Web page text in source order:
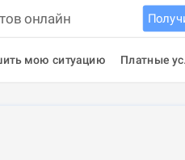
онлайн
мою ситуацию Платные